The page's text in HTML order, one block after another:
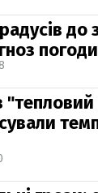
до
"тепловий